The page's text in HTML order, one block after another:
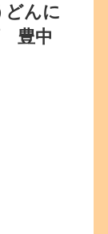
どんに
豊中